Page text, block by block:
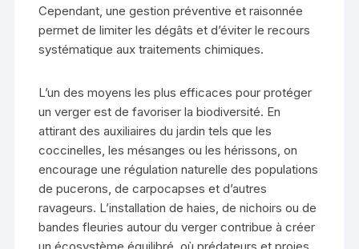
Cependant, une gestion préventive et raisonnée
permet de limiter les dégâts et d’éviter le recours
systématique aux traitements chimiques.
L’un des moyens les plus efficaces pour protéger
un verger est de favoriser la biodiversité. En
attirant des auxiliaires du jardin tels que les
coccinelles, les mésanges ou les hérissons, on
encourage une régulation naturelle des populations
de pucerons, de carpocapses et d’autres
ravageurs. L’installation de haies, de nichoirs ou de
bandes fleuries autour du verger contribue à créer